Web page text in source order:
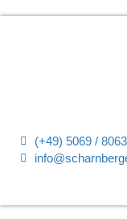
(+49) 5069 /